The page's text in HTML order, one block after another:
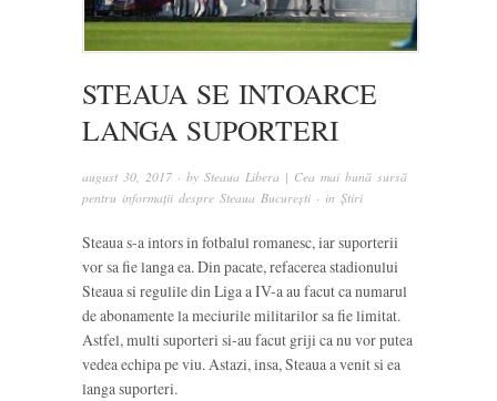
STEAUA SE INTOARCE
LANGA SUPORTERI
august 30, 2017 · by Steaua Libera | Cea mai bună sursă
pentru informații despre Steaua București · in Știri
Steaua s-a intors in fotbalul romanesc, iar suporterii
vor sa fie langa ea. Din pacate, refacerea stadionului
Steaua si regulile din Liga a IV-a au facut ca numarul
de abonamente la meciurile militarilor sa fie limitat.
Astfel, multi suporteri si-au facut griji ca nu vor putea
vedea echipa pe viu. Astazi, insa, Steaua a venit si ea
langa suporteri.